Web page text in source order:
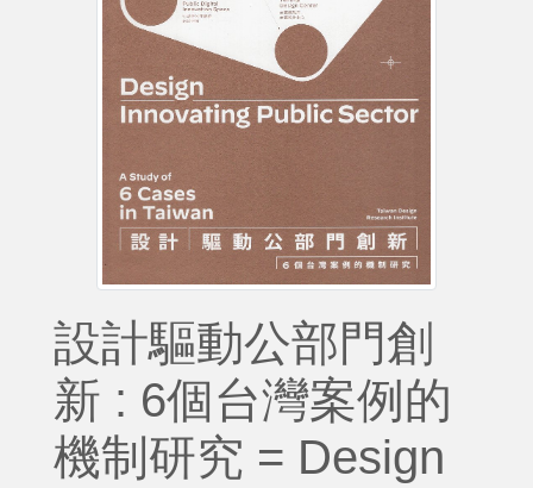
設計驅動公部門創
新 : 6個台灣案例的
機制研究 = Design